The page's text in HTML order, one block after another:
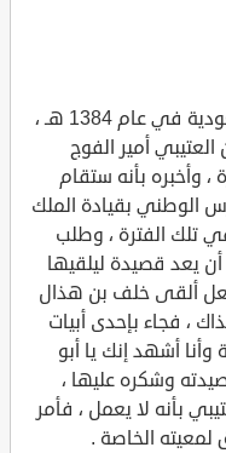
عاد خلف بن هذال العتيبي إلى السعودية في عام 1384 هـ ،
أمير الفوج
وأخبره بأنه ستقام
الوطني بقيادة الملك
في تلك الفترة ، وطلب
يعد قصيدة ليلقيها
ألقى خلف بن هذال
، فجاء بإحدى أبيات
أشهد إنك يا أبو
وشكره عليها ،
بأنه لا يعمل ، فأمر
لمعيته الخاصة .